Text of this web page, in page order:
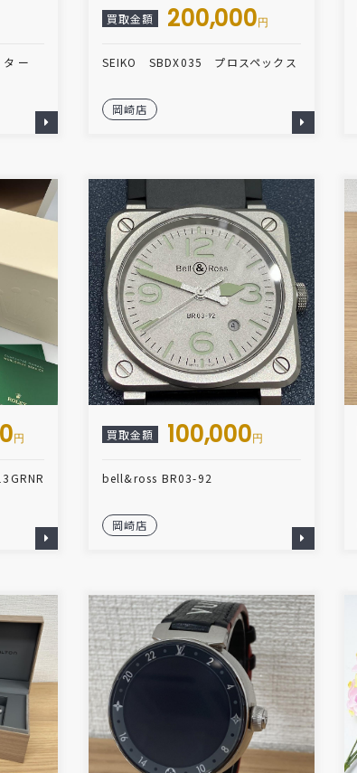
ター
買取金額 200,000円
SEIKO SBDX035 プロスペックス
岡崎店
円 買取金額 100,000円
bell&ross BR03-92
岡崎店